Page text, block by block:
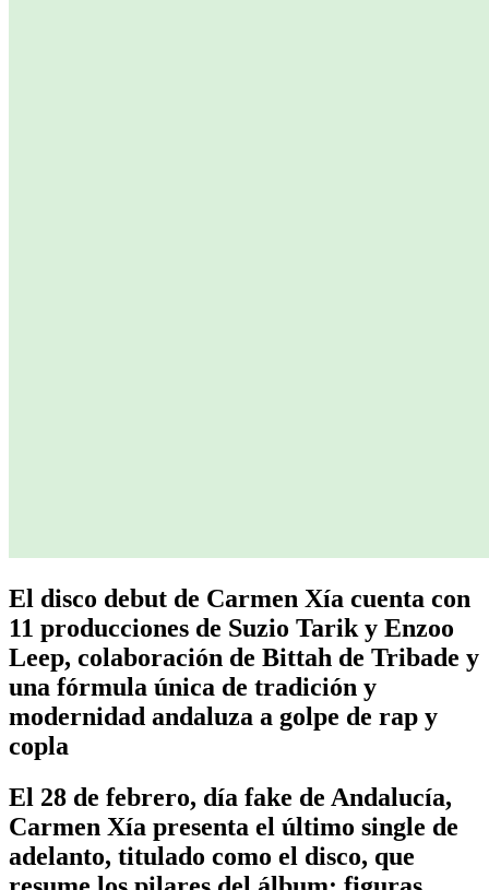
El disco debut de Carmen Xía cuenta con
11 producciones de Suzio Tarik y Enzoo
Leep, colaboración de Bittah de Tribade y
una fórmula única de tradición y
modernidad andaluza a golpe de rap y
copla
El 28 de febrero, día fake de Andalucía,
Carmen Xía presenta el último single de
adelanto, titulado como el disco, que